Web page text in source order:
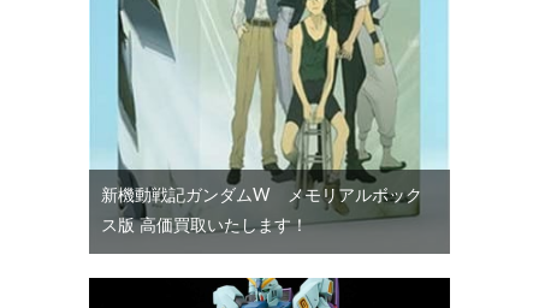
新機動戦記ガンダムW メモリアルボック
ス版 高価買取いたします！